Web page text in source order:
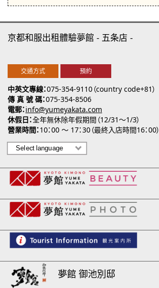
中英文專線 075-354-9110（country code+81）
傳 真 號 碼 075-354-8506
電郵 info@yumeyakata.com
休假日 全年無休除年假期間（12/31～1/3）
營業時間 10：00 ～ 17：30（最終入店時間16：00）
京都和服出租體驗夢館 五条店
交通方式 預約
夢館 御池別邸